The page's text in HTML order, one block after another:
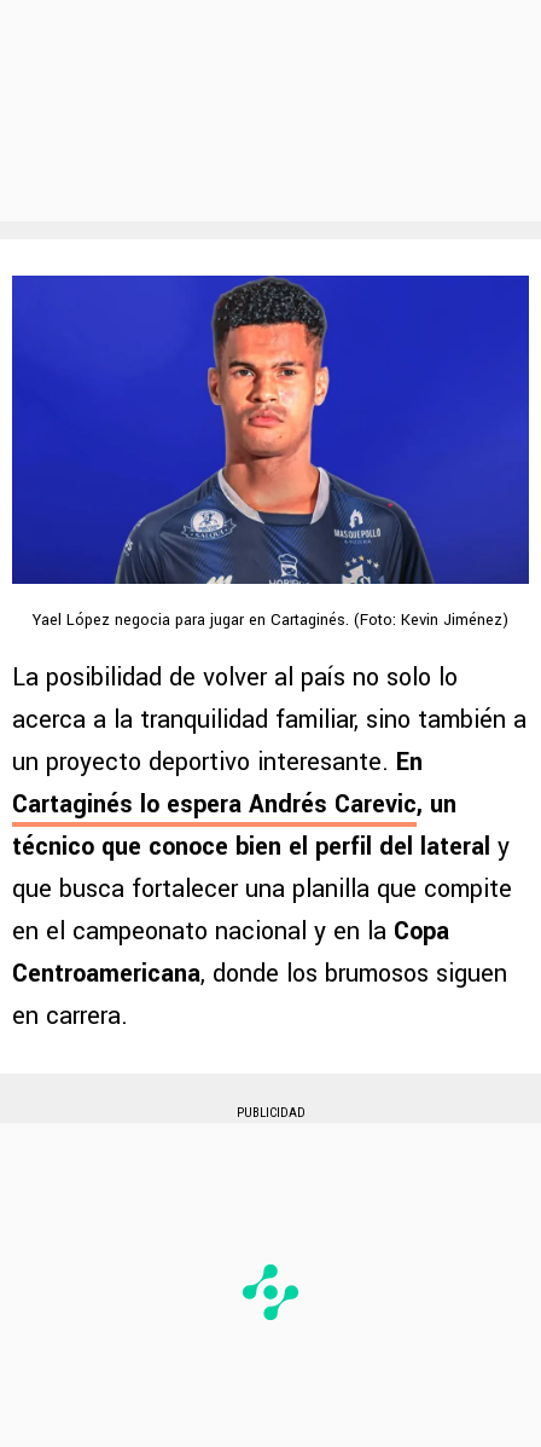
Yael López negocia para jugar en Cartaginés. (Foto: Kevin Jiménez)
La posibilidad de volver al país no solo lo
acerca a la tranquilidad familiar, sino también a
un proyecto deportivo interesante. En
Cartaginés lo espera Andrés Carevic, un
técnico que conoce bien el perfil del lateral y
que busca fortalecer una planilla que compite
en el campeonato nacional y en la Copa
Centroamericana, donde los brumosos siguen
en carrera.
PUBLICIDAD